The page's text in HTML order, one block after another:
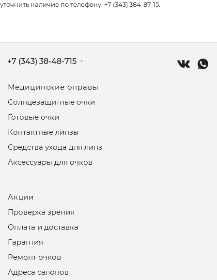
уточнить наличие по телефону: +7 (343) 384-87-15.
Медицинские оправы
Солнцезащитные очки
Готовые очки
Контактные линзы
Средства ухода для линз
Аксессуары для очков
Акции
Проверка зрения
Оплата и доставка
Гарантия
Ремонт очков
Адреса салонов
+7 (343) 38-48-715